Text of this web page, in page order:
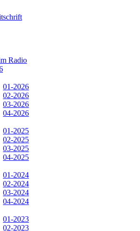
Radio
01-2026
02-2026
03-2026
04-2026
01-2025
02-2025
03-2025
04-2025
01-2024
02-2024
03-2024
04-2024
01-2023
02-2023